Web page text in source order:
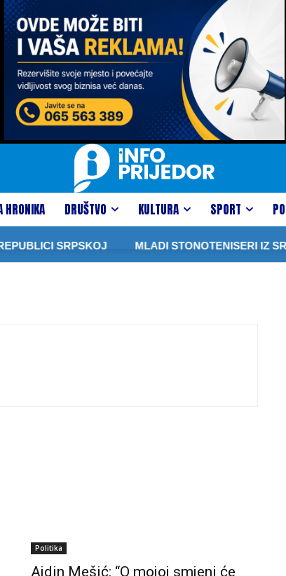
HRONIKA DRUŠTVO KULTURA SPORT
SRPSKOJ MLADI STONOTENISERI IZ
Politika
Ajdin Mešić: “O mojoj smjeni će